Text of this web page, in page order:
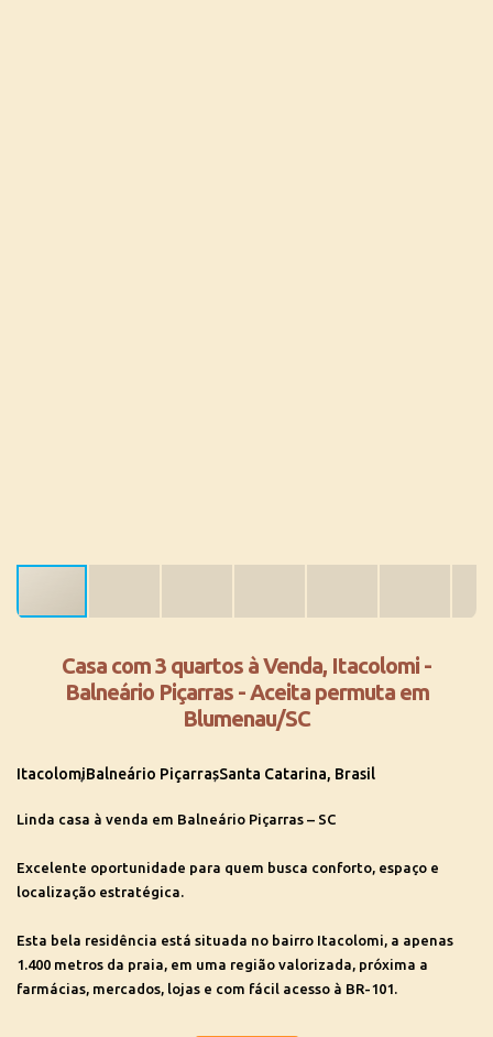
Casa com 3 quartos à Venda, Itacolomi -
Balneário Piçarras - Aceita permuta em
Blumenau/SC
ItacolomiBalneário PiçarrasSanta Catarina, Brasil
Linda casa à venda em Balneário Piçarras – SC
Excelente oportunidade para quem busca conforto, espaço e
localização estratégica.
Esta bela residência está situada no bairro Itacolomi, a apenas
1.400 metros da praia, em uma região valorizada, próxima a
farmácias, mercados, lojas e com fácil acesso à BR-101.